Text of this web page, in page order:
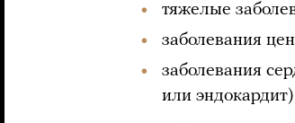
тяжелые
заболевания
заболевания
или